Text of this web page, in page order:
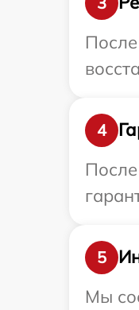
4
5
Мы